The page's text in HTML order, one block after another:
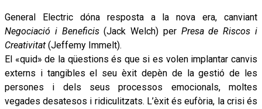
General Electric dóna resposta a la nova era, canviant
Negociació i Beneficis(Jack Welch) per Presa de Riscos i
Creativitat (Jeffemy Immelt).
El «quid» de la qüestions és que si es volen implantar canvis
externs i tangibles el seu èxit depèn de la gestió de les
persones i dels seus processos emocionals, moltes
vegades desatesos i ridiculitzats. L’èxit és eufòria, la crisi és